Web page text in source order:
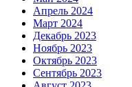
Апрель 2024
Март 2024
Декабрь 2023
Ноябрь 2023
Октябрь 2023
Сентябрь 2023